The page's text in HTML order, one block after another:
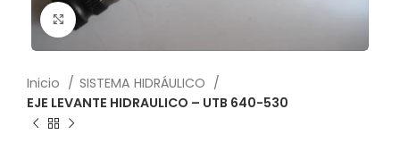
Click to enlarge
Inicio
SISTEMA HIDRÁULICO
EJE LEVANTE HIDRAULICO – UTB 640-530